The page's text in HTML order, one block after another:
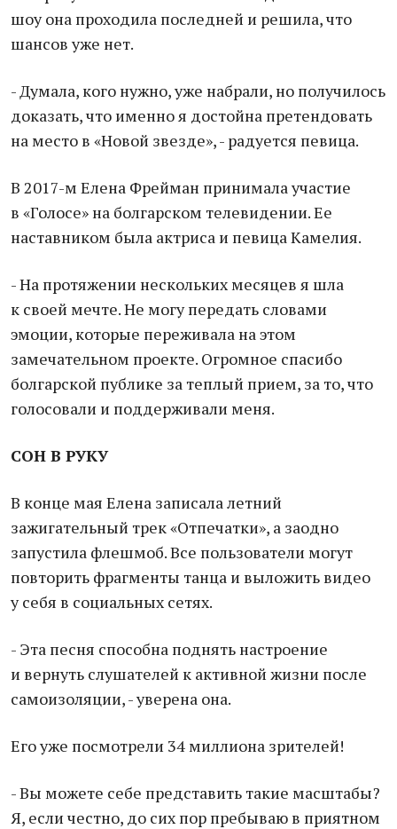
шоу она проходила последней и решила, что
шансов уже нет.
- Думала, кого нужно, уже набрали, но получилось
доказать, что именно я достойна претендовать
на место в «Новой звезде», - радуется певица.
В 2017-м Елена Фрейман принимала участие
в «Голосе» на болгарском телевидении. Ее
наставником была актриса и певица Камелия.
- На протяжении нескольких месяцев я шла
к своей мечте. Не могу передать словами
эмоции, которые переживала на этом
замечательном проекте. Огромное спасибо
болгарской публике за теплый прием, за то, что
голосовали и поддерживали меня.
СОН В РУКУ
В конце мая Елена записала летний
зажигательный трек «Отпечатки», а заодно
запустила флешмоб. Все пользователи могут
повторить фрагменты танца и выложить видео
у себя в социальных сетях.
- Эта песня способна поднять настроение
и вернуть слушателей к активной жизни после
самоизоляции, - уверена она.
Его уже посмотрели 34 миллиона зрителей!
- Вы можете себе представить такие масштабы?
Я, если честно, до сих пор пребываю в приятном